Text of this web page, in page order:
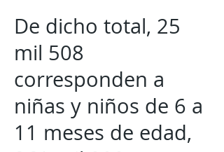
De dicho total, 25
mil 508
corresponden a
niñas y niños de 6 a
11 meses de edad,